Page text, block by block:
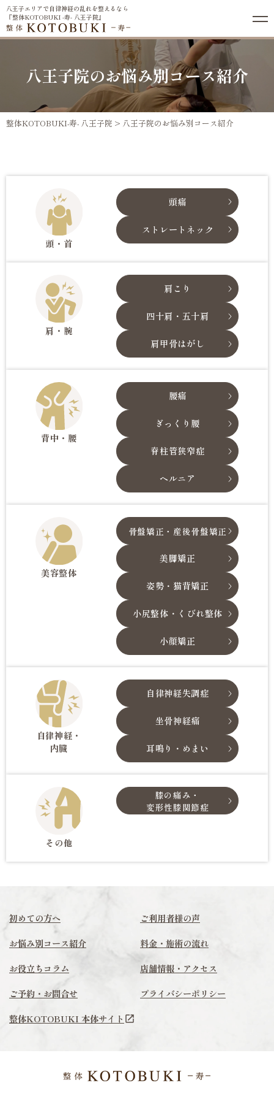
八王子エリアで自律神経の乱れを整えるなら
『整体KOTOBUKI -寿- 八王子院』
八王子院のお悩み別コース紹介
整体KOTOBUKI-寿- 八王子院 > 八王子院のお悩み別コース紹介
頭・首
頭痛
ストレートネック
肩・腕
肩こり
四十肩・五十肩
肩甲骨はがし
背中・腰
腰痛
ぎっくり腰
脊柱管狭窄症
ヘルニア
美容整体
骨盤矯正・産後骨盤矯正
美脚矯正
姿勢・猫背矯正
小尻整体・くびれ整体
小顔矯正
自律神経・
内臓
自律神経失調症
坐骨神経痛
耳鳴り・めまい
その他
膝の痛み・
変形性膝関節症
初めての方へ ご利用者様の声
お悩み別コース紹介 料金・施術の流れ
お役立ちコラム 店舗情報・アクセス
ご予約・お問合せ プライバシーポリシー
整体KOTOBUKI 本体サイト